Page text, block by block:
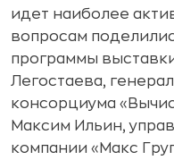
идет наиболее
вопросам
программы
Легостаева,
консорциума
Максим Ильин,
компании «Макс